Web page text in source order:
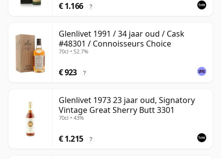
€ 1.166 ?
Glenlivet 1991 / 34 jaar oud / Cask
#48301 / Connoisseurs Choice
70cl • 52.7%
€ 923 ?
Glenlivet 1973 23 jaar oud, Signatory
Vintage Great Sherry Butt 3301
70cl • 43%
€ 1.215 ?